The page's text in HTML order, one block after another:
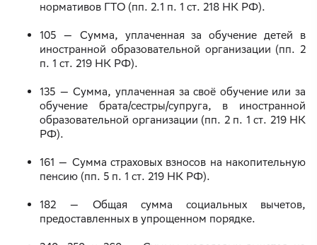
нормативов ГТО (пп. 2.1 п. 1 ст. 218 НК РФ).
105 — Сумма, уплаченная за обучение детей в
иностранной образовательной организации (пп. 2
п. 1 ст. 219 НК РФ).
135 — Сумма, уплаченная за своё обучение или за
обучение брата/сестры/супруга, в иностранной
образовательной организации (пп. 2 п. 1 ст. 219 НК
РФ).
161 — Сумма страховых взносов на накопительную
пенсию (пп. 5 п. 1 ст. 219 НК РФ).
182 — Общая сумма социальных вычетов,
предоставленных в упрощенном порядке.